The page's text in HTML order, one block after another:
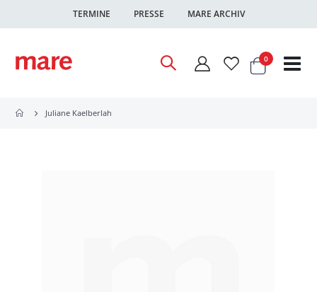
TERMINE PRESSE MARE ARCHIV
Warenkorb
0Artikel
Juliane Kaelberlah